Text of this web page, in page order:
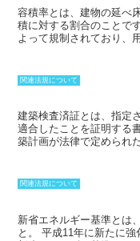
容積率とは、建物の延べ
積に対する割合のことで
よって規制されており、
く使用されます。容積率
も低くなります。逆に、
関連法規について
建築検査済証とは、指定
適合したことを証明する
築計画が法律で定められ
検査申請書」を受理した
済証は、該当する建築物
関連法規について
新省エネルギー基準とは
と。
平成11年に新たに強